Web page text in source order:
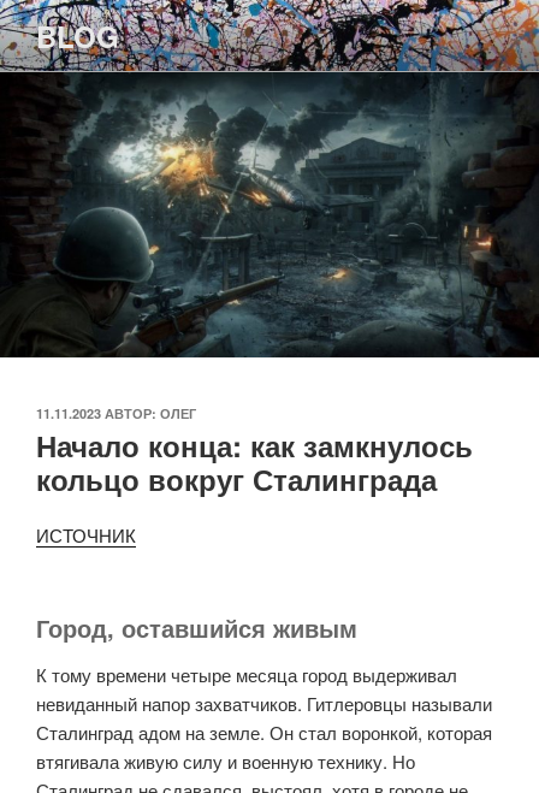
Перейти
к
содержимому
BLOG
ОПУБЛИКОВАНО
11.11.2023 АВТОР: ОЛЕГ
Начало конца: как замкнулось
кольцо вокруг Сталинграда
ИСТОЧНИК
Город, оставшийся живым
К тому времени четыре месяца город выдерживал
невиданный напор захватчиков. Гитлеровцы называли
Сталинград адом на земле. Он стал воронкой, которая
втягивала живую силу и военную технику. Но